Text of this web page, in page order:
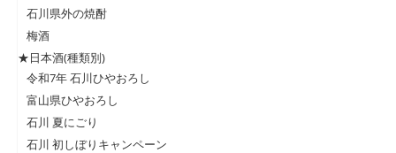
石川県外の焼酎
梅酒
★日本酒(種類別)
令和7年 石川ひやおろし
富山県ひやおろし
石川 夏にごり
石川 初しぼりキャンペーン